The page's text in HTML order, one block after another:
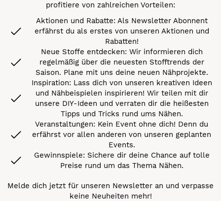
profitiere von zahlreichen Vorteilen:
Aktionen und Rabatte: Als Newsletter Abonnent
erfährst du als erstes von unseren Aktionen und
Rabatten!
Neue Stoffe entdecken: Wir informieren dich
regelmäßig über die neuesten Stofftrends der
Saison. Plane mit uns deine neuen Nähprojekte.
Inspiration: Lass dich von unseren kreativen Ideen
und Nähbeispielen inspirieren! Wir teilen mit dir
unsere DIY-Ideen und verraten dir die heißesten
Tipps und Tricks rund ums Nähen.
Veranstaltungen: Kein Event ohne dich! Denn du
erfährst vor allen anderen von unseren geplanten
Events.
Gewinnspiele: Sichere dir deine Chance auf tolle
Preise rund um das Thema Nähen.
Melde dich jetzt für unseren Newsletter an und verpasse
keine Neuheiten mehr!